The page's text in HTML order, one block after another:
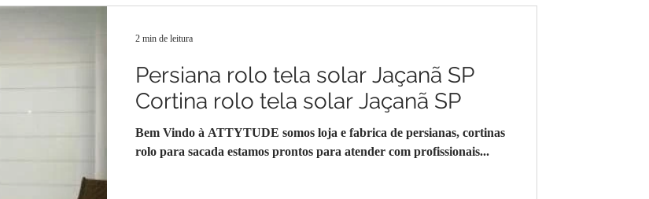
Persiana rolo tela solar Jaçanã SP
Cortina rolo tela solar Jaçanã SP
Bem Vindo à ATTYTUDE somos loja e fabrica de persianas, cortinas
rolo para sacada estamos prontos para atender com profissionais...
2 min de leitura